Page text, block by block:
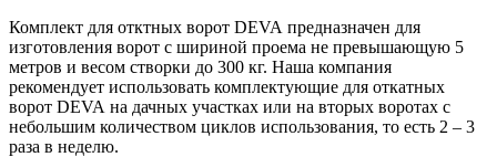
Комплект для отктных ворот DEVA предназначен для
изготовления ворот с шириной проема не превышающую 5
метров и весом створки до 300 кг. Наша компания
рекомендует использовать комплектующие для откатных
ворот DEVA на дачных участках или на вторых воротах с
небольшим количеством циклов использования, то есть 2 – 3
раза в неделю.